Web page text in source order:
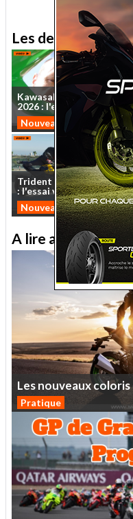
Les derniers
Kawasaki NinjaZX-10R
2026: l'essai vidéo sur ...
Nouveautés 2026
Trident etTigerSport
: l'essaividéoMNCdes...
Nouveautés 2026
A lire aussi sur le
Lesnouveauxcoloris
Pratique